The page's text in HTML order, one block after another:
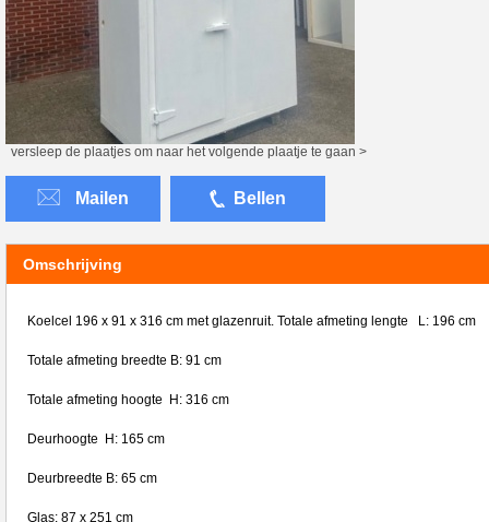
versleep de plaatjes om naar het volgende plaatje te gaan >
Mailen Bellen
Omschrijving
Koelcel 196 x 91 x 316 cm met glazenruit. Totale afmeting lengte L: 196 cm
Totale afmeting breedte B: 91 cm
Totale afmeting hoogte H: 316 cm
Deurhoogte H: 165 cm
Deurbreedte B: 65 cm
Glas: 87 x 251 cm